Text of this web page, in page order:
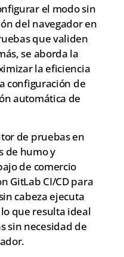
el modo sin
del navegador en
que validen
se aborda la
la eficiencia
configuración de
automática de
de pruebas en
de humo y
de comercio
GitLab CI/CD para
cabeza ejecuta
que resulta ideal
sin necesidad de